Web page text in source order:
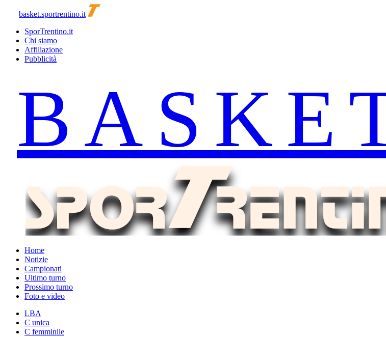
basket.sportrentino.it
SporTrentino.it
Chi siamo
Affiliazione
Pubblicità
Home
Notizie
Campionati
Ultimo turno
Prossimo turno
Foto e video
LBA
C unica
C femminile